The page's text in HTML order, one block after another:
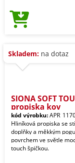
Skladem: na dotaz
SIONA SOFT
propiska kov
kód výrobku:
Hliníková propiska se
doplňky a měkkým
povrchem ve světle
touch špičkou.